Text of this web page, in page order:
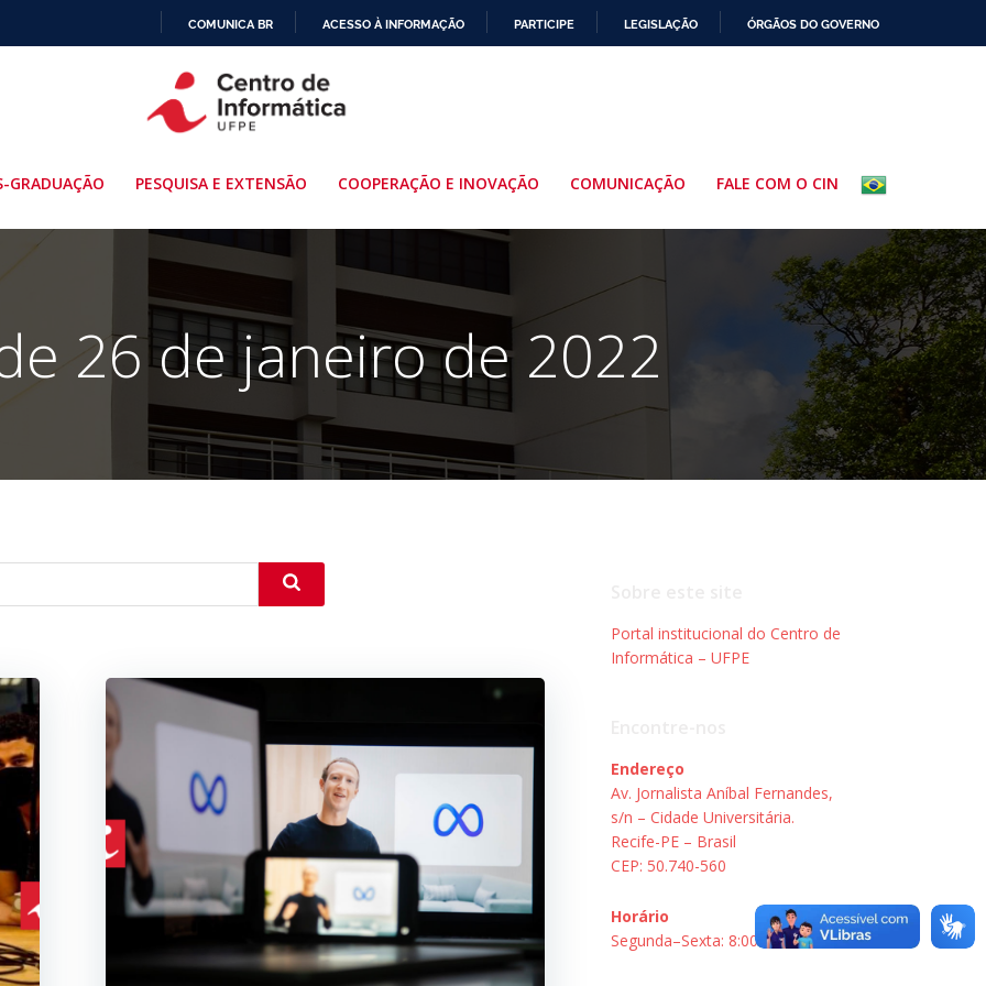
PARA
O
COMUNICA BR ACESSO À INFORMAÇÃO PARTICIPE LEGISLAÇÃO ÓRGÃOS DO GOVERNO
GRADUAÇÃO PESQUISA E EXTENSÃO COOPERAÇÃO E INOVAÇÃO COMUNICAÇÃO FALE COM O CIN
26 de janeiro de 2022
Portal institucional do Centro de
Informática – UFPE
Endereço
Av. Jornalista Aníbal Fernandes,
s/n – Cidade Universitária.
Recife-PE – Brasil
CEP: 50.740-560
Horário
Segunda–Sexta: 8:00–18:00